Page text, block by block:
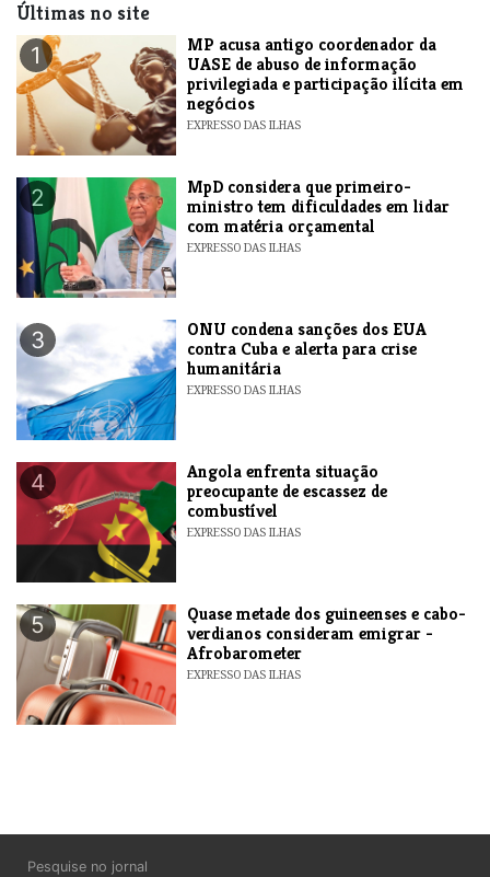
Últimas no site
1
MP acusa antigo coordenador da
UASE de abuso de informação
privilegiada e participação ilícita em
negócios
EXPRESSO DAS ILHAS
2
MpD considera que primeiro-
ministro tem dificuldades em lidar
com matéria orçamental
EXPRESSO DAS ILHAS
3
ONU condena sanções dos EUA
contra Cuba e alerta para crise
humanitária
EXPRESSO DAS ILHAS
4
Angola enfrenta situação
preocupante de escassez de
combustível
EXPRESSO DAS ILHAS
5
Quase metade dos guineenses e cabo-
verdianos consideram emigrar -
Afrobarometer
EXPRESSO DAS ILHAS
Pesquise no jornal